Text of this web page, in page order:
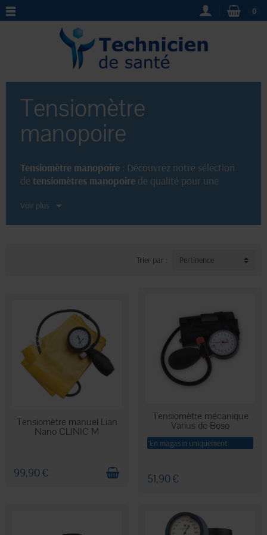
0
Tensiomètre
manopoire
Tensiomètre manopoire : Découvrez notre sélection
de tensiomètres manopoire de qualité pour une
brassard ajustable et d'un cadran facile à lire, nos
Voir plus
Trier par : Pertinence
EN STOCK
Tensiomètre manuel Lian
Nano CLINIC M
99,90 €
Tensiomètre mécanique
Varius de Boso
En magasin uniquement
51,90 €